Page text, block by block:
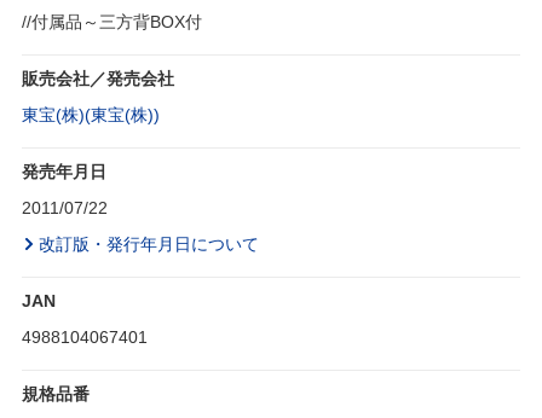
//付属品～三方背BOX付
販売会社／発売会社
東宝(株)(東宝(株))
発売年月日
2011/07/22
改訂版・発行年月日について
JAN
4988104067401
規格品番